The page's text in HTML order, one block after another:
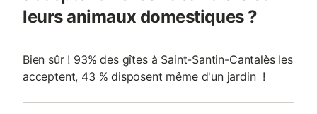
leurs animaux domestiques ?
Bien sûr ! 93% des gîtes à Saint-Santin-Cantalès les
acceptent, 43 % disposent même d'un jardin !